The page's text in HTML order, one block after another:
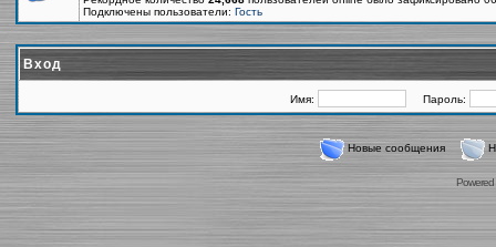
Подключены пользователи: Гость
Вход
Имя: Пароль:
Новые сообщения